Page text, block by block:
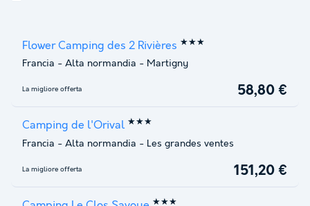
Flower Camping des 2 Rivières ★★★
Francia - Alta normandia - Martigny
La migliore offerta 58,80 €
Camping de l'Orival ★★★
Francia - Alta normandia - Les grandes ventes
La migliore offerta 151,20 €
★★★